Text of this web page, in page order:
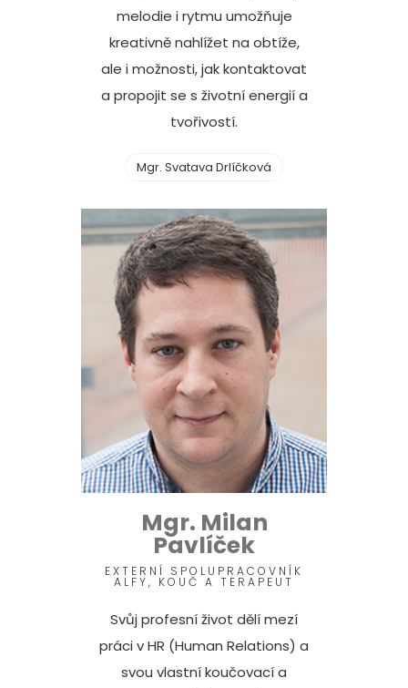
melodie i rytmu umožňuje
kreativně nahlížet na obtíže,
ale i možnosti, jak kontaktovat
a propojit se s životní energií a
tvořivostí.
Mgr. Svatava Drlíčková
Mgr. Milan
Pavlíček
EXTERNÍ SPOLUPRACOVNÍK
ALFY, KOUČ A TERAPEUT
Svůj profesní život dělí mezí
práci v HR (Human Relations) a
svou vlastní koučovací a